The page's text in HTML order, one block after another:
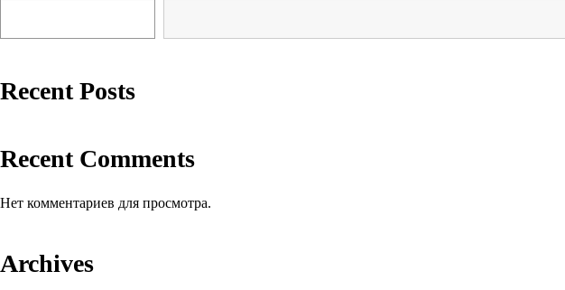
записям
Recent Posts
Recent Comments
Нет комментариев для просмотра.
Archives